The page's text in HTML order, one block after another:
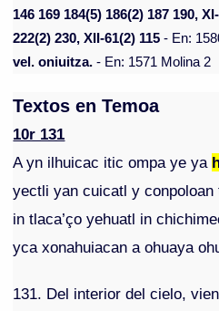
146 169 184(5) 186(2) 187 190,
222(2) 230, XII-61(2) 115 - En:
vel. oniuitza. - En: 1571 Molina 2
Textos en Temoa
10r 131
A yn ilhuicac itic ompa ye ya
yectli yan cuicatl y
in tlaca’ço yehuatl in
yca xonahuiacan a ohuaya
131. Del interior del cielo,